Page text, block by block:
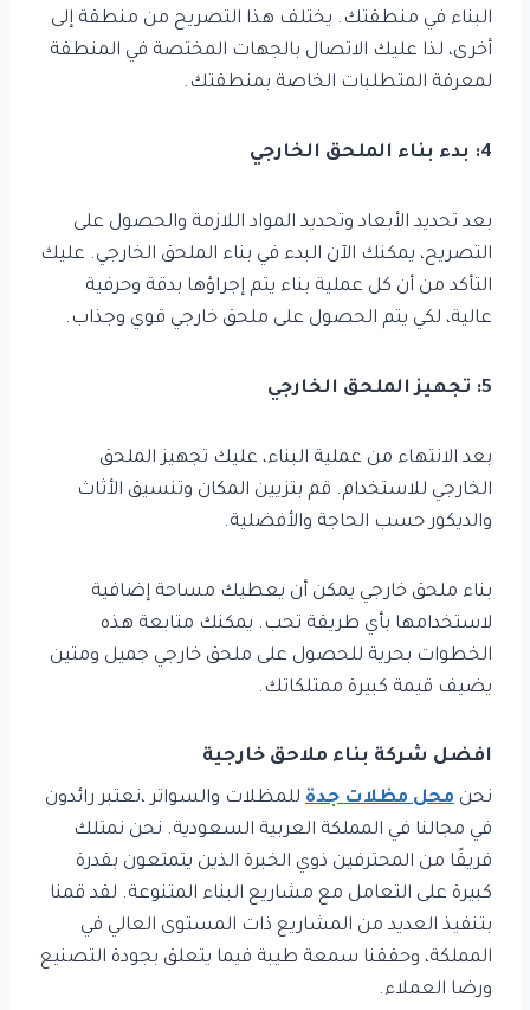
البناء في منطقتك. يختلف هذا التصريح من منطقة إلى
أخرى، لذا عليك الاتصال بالجهات المختصة في المنطقة
لمعرفة المتطلبات الخاصة بمنطقتك.
4: بدء بناء الملحق الخارجي
بعد تحديد الأبعاد وتحديد المواد اللازمة والحصول على
التصريح، يمكنك الآن البدء في بناء الملحق الخارجي. عليك
التأكد من أن كل عملية بناء يتم إجراؤها بدقة وحرفية
عالية، لكي يتم الحصول على ملحق خارجي قوي وجذاب.
5: تجهيز الملحق الخارجي
بعد الانتهاء من عملية البناء، عليك تجهيز الملحق
الخارجي للاستخدام. قم بتزيين المكان وتنسيق الأثاث
والديكور حسب الحاجة والأفضلية.
بناء ملحق خارجي يمكن أن يعطيك مساحة إضافية
لاستخدامها بأي طريقة تحب. يمكنك متابعة هذه
الخطوات بحرية للحصول على ملحق خارجي جميل ومتين
يضيف قيمة كبيرة ممتلكاتك.
افضل شركة بناء ملاحق خارجية
نحن محل مظلات جدة للمظلات والسواتر ،نعتبر رائدون
في مجالنا في المملكة العربية السعودية. نحن نمتلك
فريقًا من المحترفين ذوي الخبرة الذين يتمتعون بقدرة
كبيرة على التعامل مع مشاريع البناء المتنوعة. لقد قمنا
بتنفيذ العديد من المشاريع ذات المستوى العالي في
المملكة، وحققنا سمعة طيبة فيما يتعلق بجودة التصنيع
ورضا العملاء.